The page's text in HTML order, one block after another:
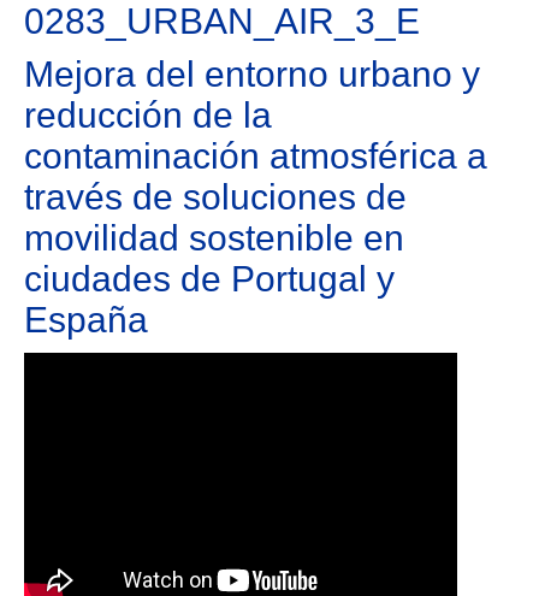
0283_URBAN_AIR_3_E
Mejora del entorno urbano y
reducción de la
contaminación atmosférica a
través de soluciones de
movilidad sostenible en
ciudades de Portugal y
España